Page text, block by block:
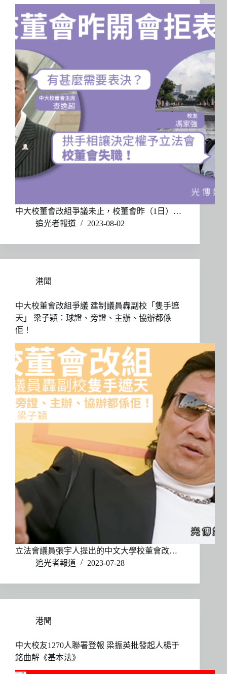
中大校董會改組爭議未止，校董會昨（1日）…
追光者報道
2023-08-02
港聞
中大校董會改組爭議 建制議員轟副校「隻手遮
天」 梁子穎：球證、旁證、主辦、協辦都係
佢！
立法會議員張宇人提出的中文大學校董會改…
追光者報道
2023-07-28
港聞
中大校友1270人聯署登報 梁振英批發起人楊于
銘曲解《基本法》